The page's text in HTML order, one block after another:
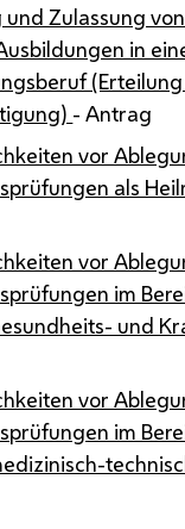
Zulassung
in
- Antrag
vor
als
vor
im
und
vor
im